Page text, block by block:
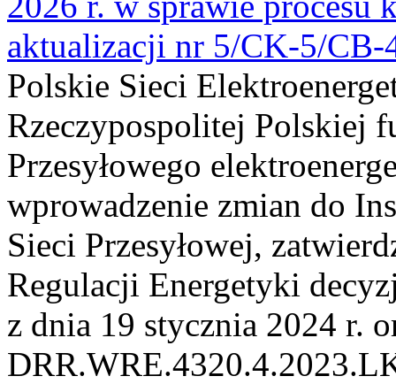
aktualizacji nr 5/CK-5/CB-
Polskie Sieci
Rzeczypospolitej Polskiej
Przesyłowego
wprowadzenie zmian do
Sieci Przesyłowej,
Regulacji Energetyki
z dnia 19 stycznia 2024 r.